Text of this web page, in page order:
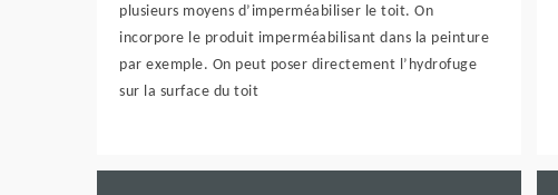
plusieurs moyens d’imperméabiliser le toit. On
incorpore le produit imperméabilisant dans la peinture
par exemple. On peut poser directement l’hydrofuge
sur la surface du toit